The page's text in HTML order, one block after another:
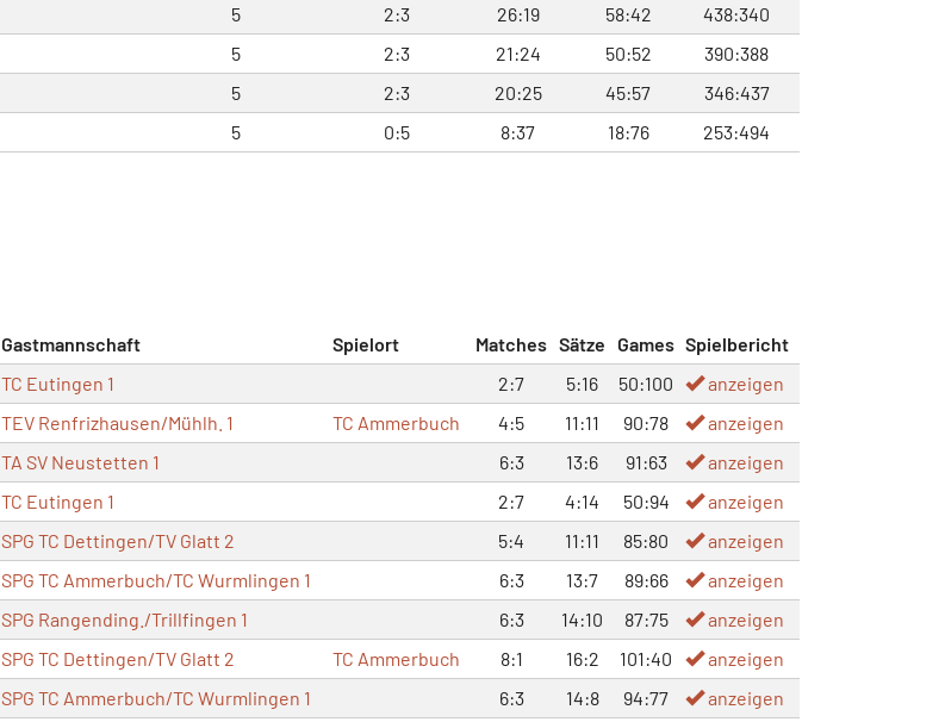
5 2:3 26:19 58:42
438:340
5 2:3 21:24 50:52
390:388
5 2:3 20:25 45:57
346:437
5 0:5 8:37 18:76 253:494
Gastmannschaft Spielort Matches Sätze Games Spielbericht
TC Eutingen 1 2:7 5:16 50:100
anzeigen
TEV Renfrizhausen/Mühlh. 1 TC Ammerbuch 4:5 11:11 90:78
anzeigen
TA SV Neustetten 1 6:3 13:6 91:63
anzeigen
TC Eutingen 1 2:7 4:14 50:94
anzeigen
SPG TC Dettingen/TV Glatt 2 5:4 11:11 85:80
anzeigen
SPG TC Ammerbuch/TC Wurmlingen 1 6:3 13:7 89:66
anzeigen
SPG Rangending./Trillfingen 1 6:3 14:10 87:75
anzeigen
SPG TC Dettingen/TV Glatt 2 TC Ammerbuch 8:1 16:2 101:40
anzeigen
SPG TC Ammerbuch/TC Wurmlingen 1 6:3 14:8 94:77
anzeigen